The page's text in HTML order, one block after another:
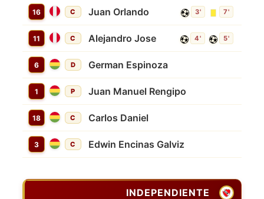
16 C Juan Orlando 3' 7'
11 C Alejandro Jose 4' 5'
6 D German Espinoza
1 P Juan Manuel Rengipo
18 C Carlos Daniel
3 C Edwin Encinas Galviz
INDEPENDIENTE